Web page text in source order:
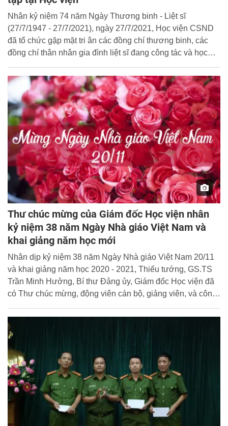
Nhân kỷ niệm 74 năm Ngày Thương binh - Liệt sĩ
(27/7/1947 - 27/7/2021), ngày 27/7/2021, Học viện CSND
đã tổ chức gặp mặt tri ân các đồng chí thương binh, các
đồng chí thân nhân gia đình liệt sĩ đang công tác và học
Thư chúc mừng của Giám đốc Học viện nhân
kỷ niệm 38 năm Ngày Nhà giáo Việt Nam và
khai giảng năm học mới
Nhân dịp kỷ niệm 38 năm Ngày Nhà giáo Việt Nam 20/11
và khai giảng năm học 2020 - 2021, Thiếu tướng, GS.TS
Trần Minh Hưởng, Bí thư Đảng ủy, Giám đốc Học viện đã
có Thư chúc mừng, động viên cán bộ, giảng viên, và công
Học viện xin trân trọng đăng tải toàn văn Thư chúc mừng
của đồng chí Giám đốc Học viện.